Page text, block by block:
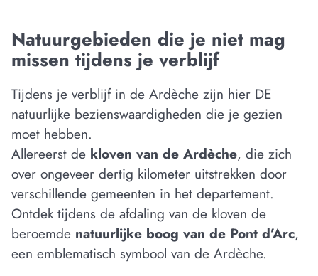
Natuurgebieden die je niet mag
missen tijdens je verblijf
Tijdens je verblijf in de Ardèche zijn hier DE
natuurlijke bezienswaardigheden die je gezien
moet hebben.
Allereerst de kloven van de Ardèche, die zich
over ongeveer dertig kilometer uitstrekken door
verschillende gemeenten in het departement.
Ontdek tijdens de afdaling van de kloven de
beroemde natuurlijke boog van de Pont d’Arc,
een emblematisch symbool van de Ardèche.